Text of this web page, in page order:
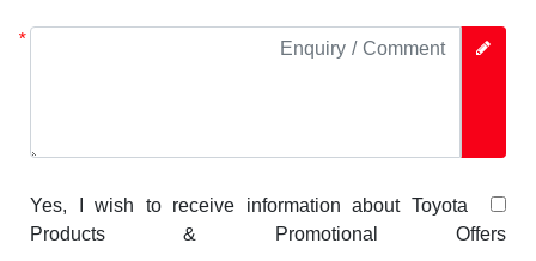
*
Yes, I wish to receive information about Toyota
Products & Promotional Offers